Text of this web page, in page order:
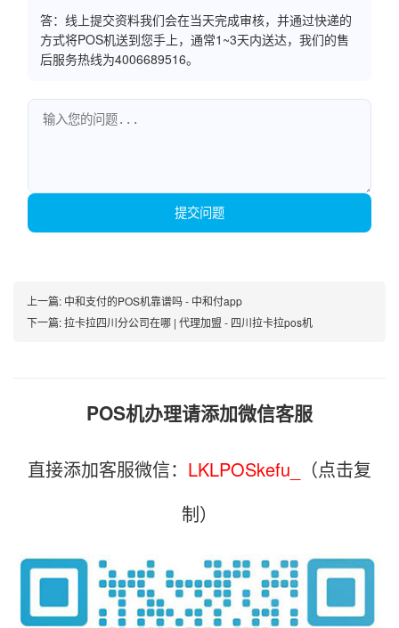
答：线上提交资料我们会在当天完成审核，并通过快递的
方式将POS机送到您手上，通常1~3天内送达，我们的售
后服务热线为4006689516。
提交问题
上一篇: 中和支付的POS机靠谱吗 - 中和付app
下一篇:拉卡拉四川分公司在哪 | 代理加盟 - 四川拉卡拉pos机
POS机办理请添加微信客服
直接添加客服微信： LKLPOSkefu_
（点击复
制）